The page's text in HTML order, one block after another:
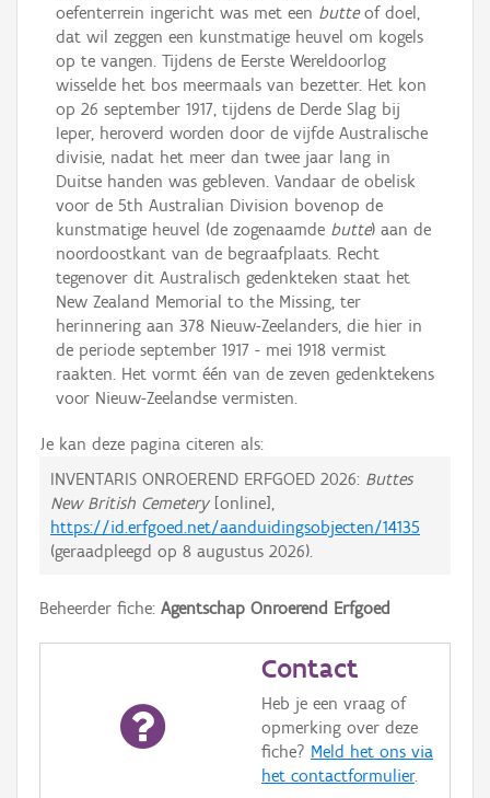
oefenterrein ingericht was met een butteof doel,
dat wil zeggen een kunstmatige heuvel om kogels
op te vangen. Tijdens de Eerste Wereldoorlog
wisselde het bos meermaals van bezetter. Het kon
op 26 september 1917, tijdens de Derde Slag bij
Ieper, heroverd worden door de vijfde Australische
divisie, nadat het meer dan twee jaar lang in
Duitse handen was gebleven. Vandaar de obelisk
voor de 5th Australian Division bovenop de
kunstmatige heuvel (de zogenaamde butte) aan de
noordoostkant van de begraafplaats. Recht
tegenover dit Australisch gedenkteken staat het
New Zealand Memorial to the Missing, ter
herinnering aan 378 Nieuw-Zeelanders, die hier in
de periode september 1917 - mei 1918 vermist
raakten. Het vormt één van de zeven gedenktekens
voor Nieuw-Zeelandse vermisten.
Je kan deze pagina citeren als:
INVENTARIS ONROEREND ERFGOED 2026: Buttes
New British Cemetery[online],
https://id.erfgoed.net/aanduidingsobjecten/14135
(geraadpleegd op 8 augustus 2026).
Beheerder fiche: Agentschap Onroerend Erfgoed
Contact
Heb je een vraag of
opmerking over deze
fiche? Meld het ons via
het contactformulier.